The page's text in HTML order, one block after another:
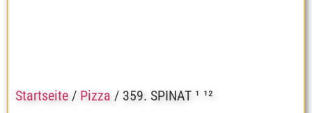
Startseite / Pizza / 359. SPINAT ¹ ¹²